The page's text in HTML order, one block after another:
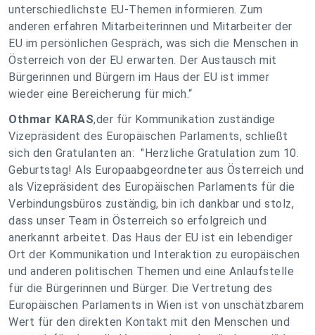
unterschiedlichste EU-Themen informieren. Zum
anderen erfahren Mitarbeiterinnen und Mitarbeiter der
EU im persönlichen Gespräch, was sich die Menschen in
Österreich von der EU erwarten. Der Austausch mit
Bürgerinnen und Bürgern im Haus der EU ist immer
wieder eine Bereicherung für mich.“
Othmar KARAS,der für Kommunikation zuständige
Vizepräsident des Europäischen Parlaments, schließt
sich den Gratulanten an: "Herzliche Gratulation zum 10.
Geburtstag! Als Europaabgeordneter aus Österreich und
als Vizepräsident des Europäischen Parlaments für die
Verbindungsbüros zuständig, bin ich dankbar und stolz,
dass unser Team in Österreich so erfolgreich und
anerkannt arbeitet. Das Haus der EU ist ein lebendiger
Ort der Kommunikation und Interaktion zu europäischen
und anderen politischen Themen und eine Anlaufstelle
für die Bürgerinnen und Bürger. Die Vertretung des
Europäischen Parlaments in Wien ist von unschätzbarem
Wert für den direkten Kontakt mit den Menschen und